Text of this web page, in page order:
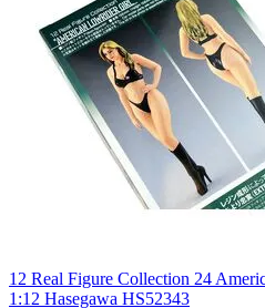
12 Real Figure Collection 24
1:12 Hasegawa HS52343